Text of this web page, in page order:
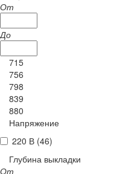
От
До
715
756
798
839
880
Напряжение
220 В (46)
Глубина выкладки
От